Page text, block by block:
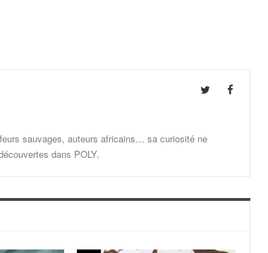
sauvages, auteurs africains… sa curiosité ne
dans POLY.